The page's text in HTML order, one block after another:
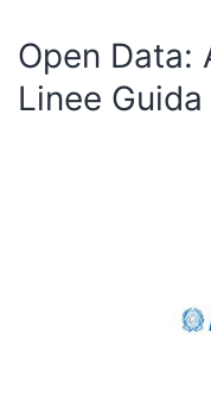
Open Data:
Linee Guida